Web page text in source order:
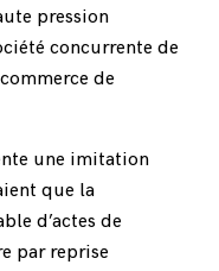
pression
concurrente de
de
une imitation
que la
d’actes de
par reprise